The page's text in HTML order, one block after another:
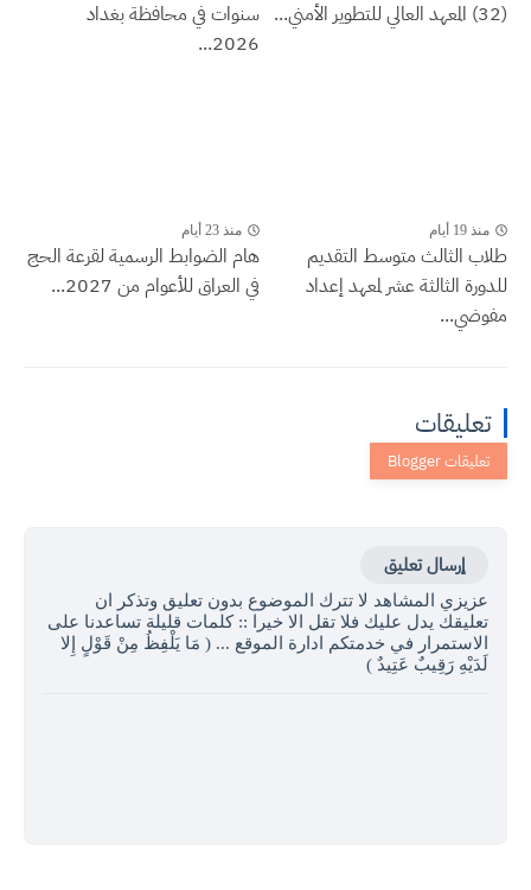
(32) المعهد العالي للتطوير الأمني...
سنوات في محافظة بغداد
2026...
منذ 19 أيام
طلاب الثالث متوسط التقديم
للدورة الثالثة عشر لمعهد إعداد
مفوضي...
منذ 23 أيام
هام الضوابط الرسمية لقرعة الحج
في العراق للأعوام من 2027...
تعليقات
إرسال تعليق
عزيزي المشاهد لا تترك الموضوع بدون تعليق وتذكر ان
تعليقك يدل عليك فلا تقل الا خيرا :: كلمات قليلة تساعدنا على
الاستمرار في خدمتكم ادارة الموقع ... ( مَا يَلْفِظُ مِنْ قَوْلٍ إِلا
لَدَيْهِ رَقِيبٌ عَتِيدٌ )